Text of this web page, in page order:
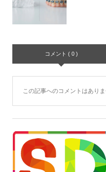
コメント ( 0 )
この記事へのコメントはありま